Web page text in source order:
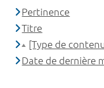
Pertinence
Titre
[Type de
Date de dernière